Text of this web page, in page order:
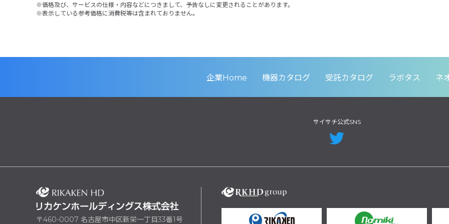
価格及び、サービスの仕様・内容などにつきまして、予告なしに変更されることがあります。
表示している参考価格に消費税等は含まれておりません。
企業Home 機器カタログ 受託カタログ ラボタス ネ
サイサチ公式SNS
〒460-0007 名古屋市中区新栄一丁目33番1号